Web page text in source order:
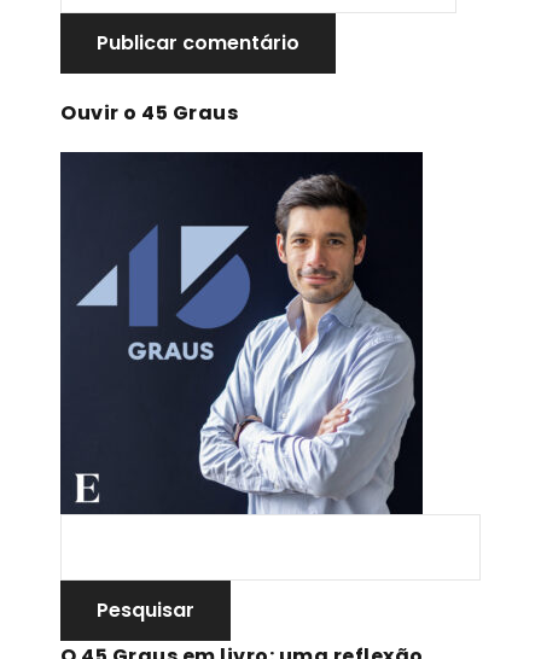
Ouvir o 45 Graus